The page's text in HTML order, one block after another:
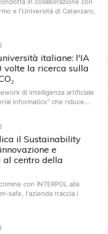
e l'Università di Catanzaro,
italiane: l'IA
volte la ricerca sulla
di intelligenza artificiale
informatics" che riduce…
il Sustainability
e
al centro della
con INTERPOL alla
safe, l'azienda traccia i